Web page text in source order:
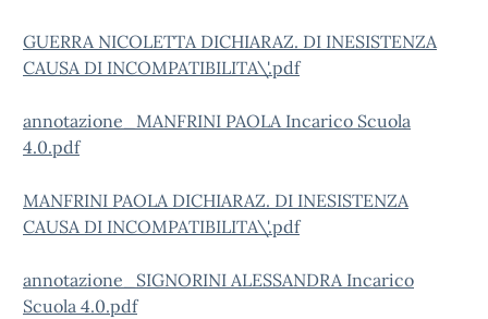
GUERRA NICOLETTA DICHIARAZ. DI INESISTENZA
CAUSA DI INCOMPATIBILITA\'.pdf
annotazione_MANFRINI PAOLA Incarico Scuola
4.0.pdf
MANFRINI PAOLA DICHIARAZ. DI INESISTENZA
CAUSA DI INCOMPATIBILITA\'.pdf
annotazione_SIGNORINI ALESSANDRA Incarico
Scuola 4.0.pdf